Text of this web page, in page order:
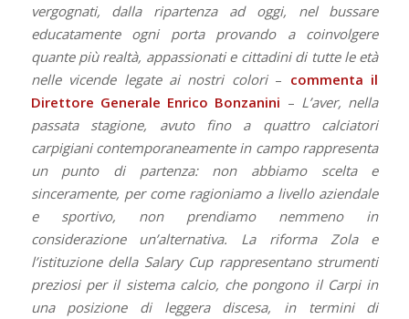
vergognati, dalla ripartenza ad oggi, nel bussare
educatamente ogni porta provando a coinvolgere
quante più realtà, appassionati e cittadini di tutte le età
nelle vicende legate ai nostri colori– commenta il
Direttore Generale Enrico Bonzanini – L’aver, nella
passata stagione, avuto fino a quattro calciatori
carpigiani contemporaneamente in campo rappresenta
un punto di partenza: non abbiamo scelta e
sinceramente, per come ragioniamo a livello aziendale
e sportivo, non prendiamo nemmeno in
considerazione un’alternativa. La riforma Zola e
l’istituzione della Salary Cup rappresentano strumenti
preziosi per il sistema calcio, che pongono il Carpi in
una posizione di leggera discesa, in termini di